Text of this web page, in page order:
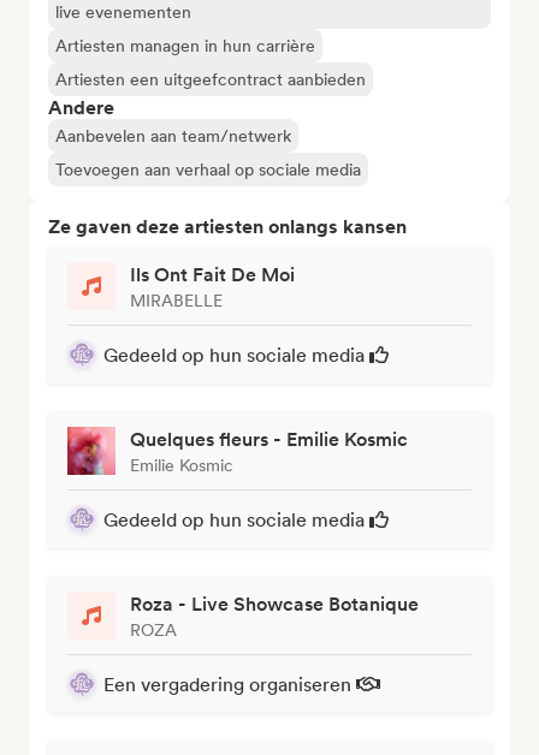
live evenementen
Artiesten managen in hun carrière
Artiesten een uitgeefcontract aanbieden
Andere
Aanbevelen aan team/netwerk
Toevoegen aan verhaal op sociale media
Ze gaven deze artiesten onlangs kansen
Ils Ont Fait De Moi
MIRABELLE
Gedeeld op hun sociale media
Quelques fleurs - Emilie Kosmic
Emilie Kosmic
Gedeeld op hun sociale media
Roza - Live Showcase Botanique
ROZA
Een vergadering organiseren